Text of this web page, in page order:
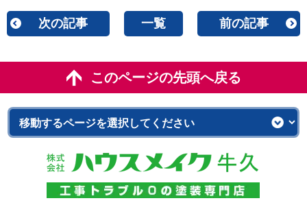
次の記事 一覧 前の記事
このページの先頭へ戻る